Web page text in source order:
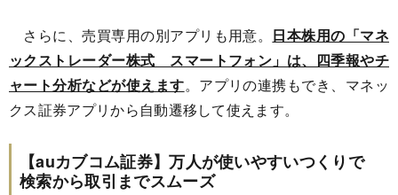
さらに、売買専用の別アプリも用意。 日本株用の「マネ
ックストレーダー株式 スマートフォン」は、四季報やチ
ャート分析などが使えます。アプリの連携もでき、マネッ
クス証券アプリから自動遷移して使えます。
【auカブコム証券】万人が使いやすいつくりで
検索から取引までスムーズ